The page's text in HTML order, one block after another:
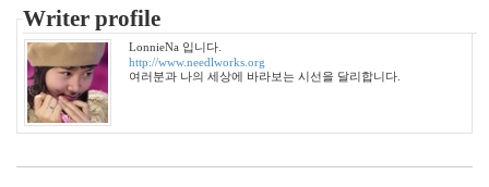
Writer profile
LonnieNa 입니다.
http://www.needlworks.org
여러분과 나의 세상에 바라보는 시선을 달리합니다.
월
1
2009
년
8
월
2009